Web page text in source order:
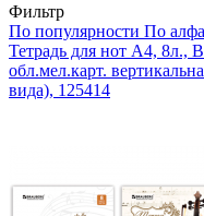
Фильтр
По популярности По
Тетрадь для нот А4, 8л.,
обл.мел.карт.
вида), 125414